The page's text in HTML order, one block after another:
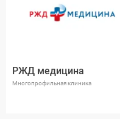
РЖД медицина
Многопрофильная клиника